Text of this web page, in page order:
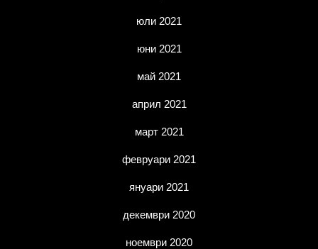
юли 2021
юни 2021
май 2021
април 2021
март 2021
февруари 2021
януари 2021
декември 2020
ноември 2020